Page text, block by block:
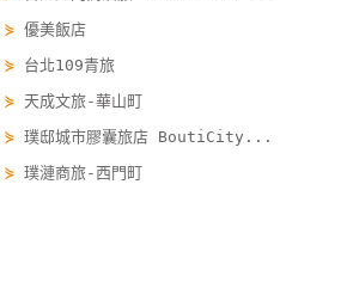
查
訂
房
⋟優美飯店
⋟ 台北109青旅
⋟天成文旅-華山町
⋟璞邸城市膠囊旅店 BoutiCity...
⋟璞漣商旅-西門町